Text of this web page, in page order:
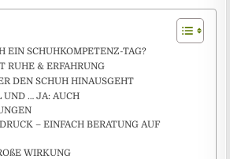
EIN SCHUHKOMPETENZ-TAG?
RUHE & ERFAHRUNG
DEN SCHUH HINAUSGEHT
UND … JA: AUCH
– EINFACH BERATUNG AUF
WIRKUNG